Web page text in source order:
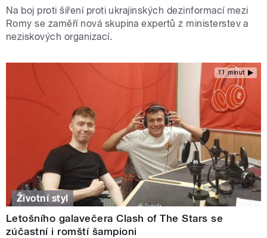
Na boj proti šíření proti ukrajinských dezinformací mezi
Romy se zaměří nová skupina expertů z ministerstev a
neziskových organizací.
11 minut
Životní styl
Letošního galavečera Clash of The Stars se
zúčastní i romští šampioni